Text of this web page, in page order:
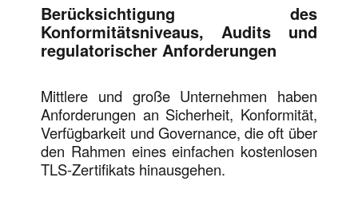
Berücksichtigung des
Konformitätsniveaus, Audits und
regulatorischer Anforderungen
Mittlere und große Unternehmen haben
Anforderungen an Sicherheit, Konformität,
Verfügbarkeit und Governance, die oft über
den Rahmen eines einfachen kostenlosen
TLS-Zertifikats hinausgehen.